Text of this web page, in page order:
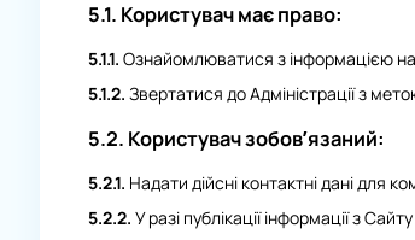
5.1. Користувач має право:
5.1.1. Ознайомлюватися з інформацією
5.1.2. Звертатися до Адміністрації з
5.2. Користувач зобов’язаний:
5.2.1. Надати дійсні контактні дані для
5.2.2. У разі публікації інформації з